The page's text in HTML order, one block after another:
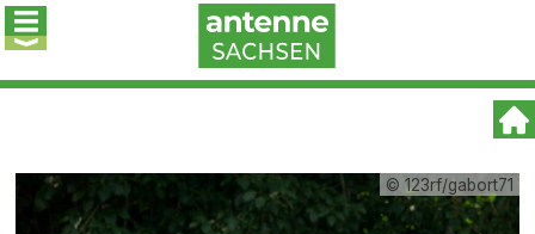
© 123rf/gabort71